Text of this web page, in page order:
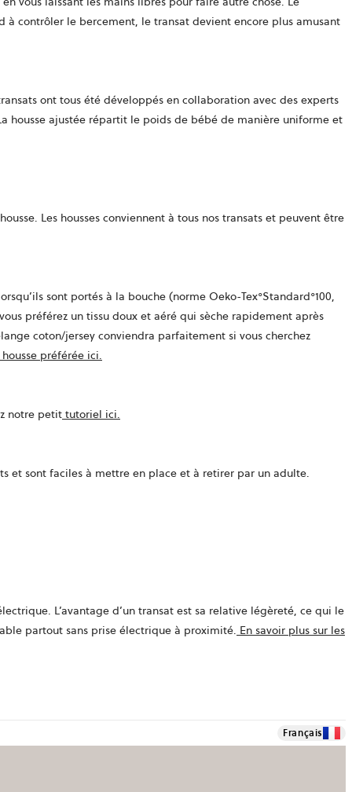
contrôler le bercement, le transat devient encore plus amusant
ont tous été développés en collaboration avec des experts
housse ajustée répartit le poids de bébé de manière uniforme et
Les housses conviennent à tous nos transats et peuvent être
sont portés à la bouche (norme Oeko-Tex°Standard°100,
préférez un tissu doux et aéré qui sèche rapidement après
coton/jersey conviendra parfaitement si vous cherchez
préférée ici.
notre petit tutoriel ici.
et sont faciles à mettre en place et à retirer par un adulte.
L’avantage d’un transat est sa relative légèreté, ce qui le
partout sans prise électrique à proximité. En savoir plus sur les
Français